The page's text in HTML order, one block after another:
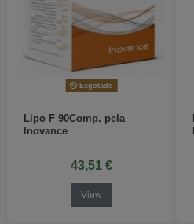
Esgotado
Lipo F 90Comp. pela
Inovance
43,51 €
View